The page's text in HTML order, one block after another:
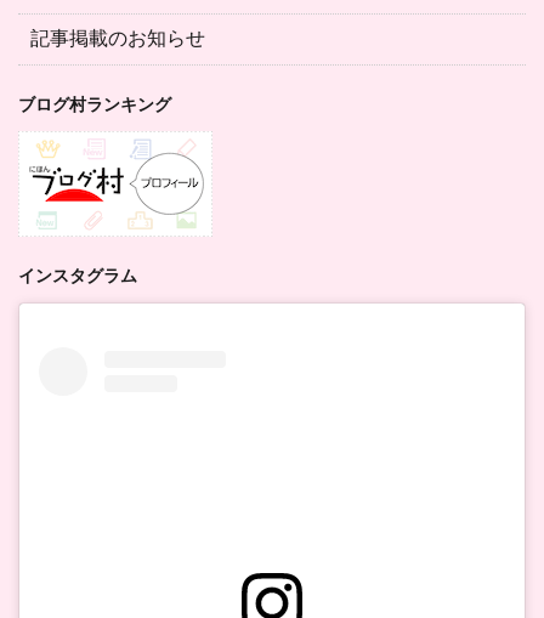
記事掲載のお知らせ
ブログ村ランキング
インスタグラム